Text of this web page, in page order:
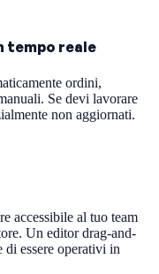
tempo reale
ordini,
Se devi lavorare
non aggiornati.
accessibile al tuo team
Un editor drag-and-
di essere operativi in